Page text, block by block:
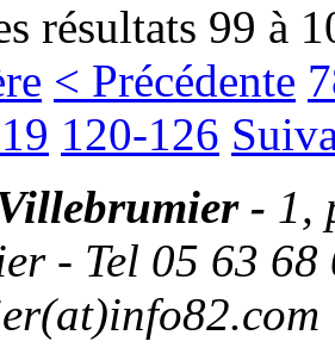
résultats 99 à
< Précédente
120-126
- 1,
- Tel 05 63